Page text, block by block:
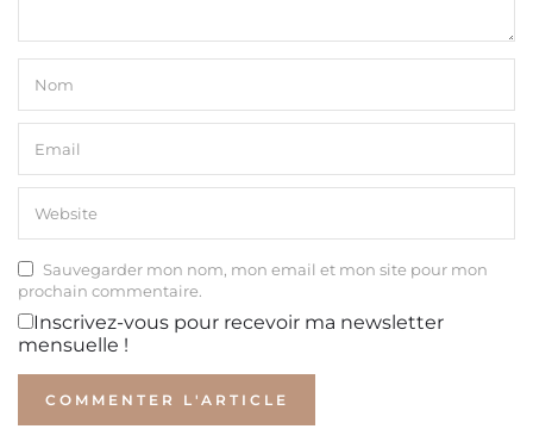
Sauvegarder mon nom, mon email et mon site pour mon
prochain commentaire.
Inscrivez-vous pour recevoir ma newsletter
mensuelle !